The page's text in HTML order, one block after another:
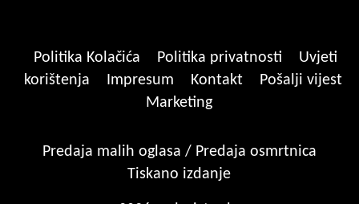
Politika Kolačića Politika privatnosti
Uvjeti
korištenja
Impresum Kontakt
Pošalji vijest
Marketing
Predaja malih oglasa / Predaja osmrtnica
Tiskano izdanje